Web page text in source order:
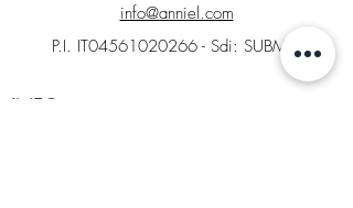
info@anniel.com
P.I. IT04561020266 - Sdi: SUBM70N
INFO